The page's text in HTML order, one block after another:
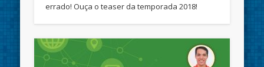
errado! Ouça o teaser da temporada 2018!